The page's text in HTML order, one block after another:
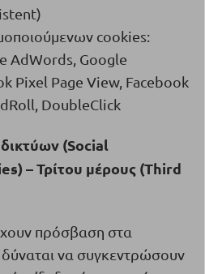
)
cookies:
AdWords, Google
Pixel Page View, Facebook
DoubleClick
δικτύων (Social
) –Τρίτου μέρους (Third
πρόσβαση στα
δύναται να συγκεντρώσουν